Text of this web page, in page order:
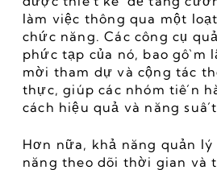
làm việc thông qua một
chức năng. Các công cụ
phức tạp của nó, bao gồm
mời tham dự và cộng tác
thực, giúp các nhóm tiến
cách hiệu quả và năng
Hơn nữa, khả năng quản
năng theo dõi thời gian và